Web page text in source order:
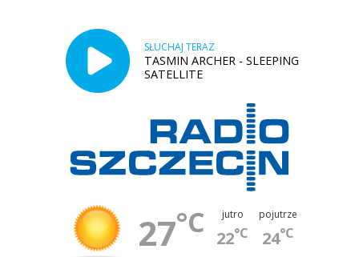
SŁUCHAJ TERAZ
TASMIN ARCHER - SLEEPING
SATELLITE
27°C jutro
22°C
pojutrze
24°C